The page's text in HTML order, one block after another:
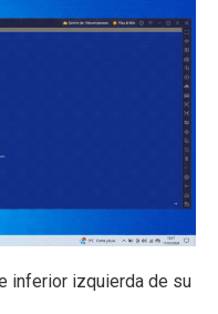
inferior izquierda de su